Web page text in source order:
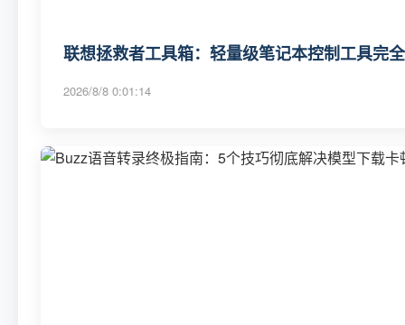
联想拯救者工具箱：轻量级笔记本控制工具完
2026/8/8 0:01:14